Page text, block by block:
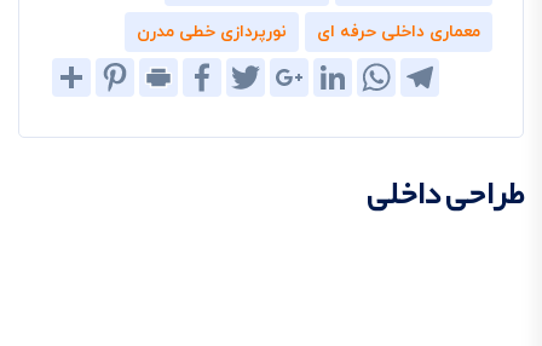
معماری داخلی حرفه ای
نورپردازی خطی مدرن
Share
PinterestPrint
FacebookTwitterGoogle+LinkedIn
WhatsAppTelegram
طراحی داخلی